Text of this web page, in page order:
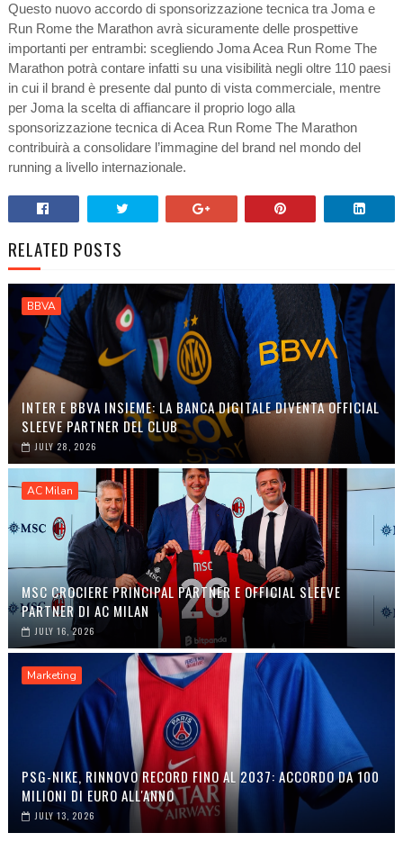
Questo nuovo accordo di sponsorizzazione tecnica tra Joma e
Run Rome the Marathon avrà sicuramente delle prospettive
importanti per entrambi: scegliendo Joma Acea Run Rome The
Marathon potrà contare infatti su una visibilità negli oltre 110 paesi
in cui il brand è presente dal punto di vista commerciale, mentre
per Joma la scelta di affiancare il proprio logo alla
sponsorizzazione tecnica di Acea Run Rome The Marathon
contribuirà a consolidare l’immagine del brand nel mondo del
running a livello internazionale.
RELATED POSTS
BBVA
INTER E BBVA INSIEME: LA BANCA DIGITALE DIVENTA OFFICIAL
SLEEVE PARTNER DEL CLUB
JULY 28, 2026
AC Milan
MSC CROCIERE PRINCIPAL PARTNER E OFFICIAL SLEEVE
PARTNER DI AC MILAN
JULY 16, 2026
Marketing
PSG-NIKE, RINNOVO RECORD FINO AL 2037: ACCORDO DA 100
MILIONI DI EURO ALL'ANNO
JULY 13, 2026